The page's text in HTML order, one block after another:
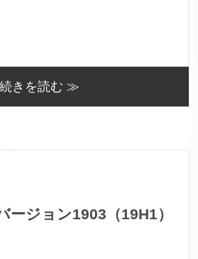
続きを読む ≫
ジョン1903（19H1）